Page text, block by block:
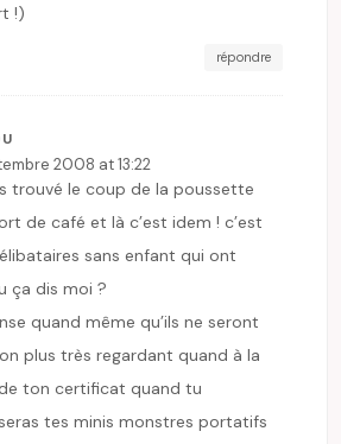
!)
répondre
2008 at 13:22
trouvé le coup de la poussette
de café et là c’est idem ! c’est
sans enfant qui ont
ça dis moi ?
quand même qu’ils ne seront
plus très regardant quand à la
ton certificat quand tu
tes minis monstres portatifs